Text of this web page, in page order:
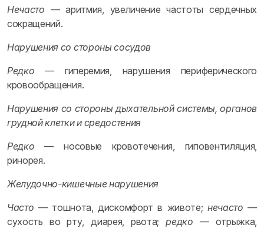
Нечасто — аритмия, увеличение частоты сердечных
сокращений.
Нарушения со стороны сосудов
Редко — гиперемия, нарушения периферического
кровообращения.
Нарушения со стороны дыхательной системы, органов
грудной клетки и средостения
Редко — носовые кровотечения, гиповентиляция,
ринорея.
Желудочно-кишечные нарушения
Часто — тошнота, дискомфорт в животе; нечасто —
сухость во рту, диарея, рвота;редко — отрыжка,